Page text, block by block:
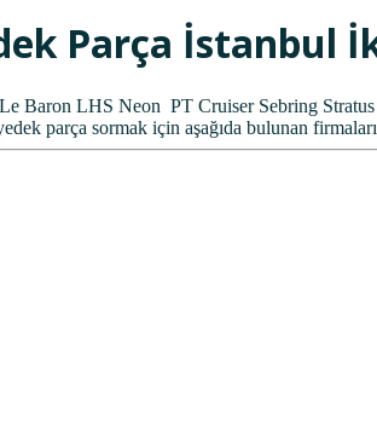
Parça
Baron LHS Neon PT Cruiser Sebring
parça sormak için aşağıda bulunan